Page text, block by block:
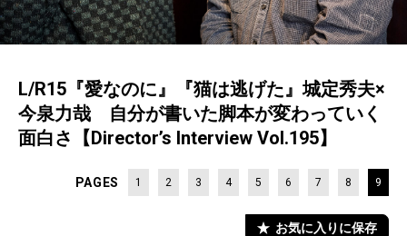
L/R15『愛なのに』『猫は逃げた』城定秀夫×
今泉力哉 自分が書いた脚本が変わっていく
面白さ【Director’s Interview Vol.195】
PAGES 1 2 3 4 5 6 7 8 9
お気に入りに保存